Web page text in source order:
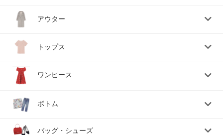
アウター
トップス
ワンピース
ボトム
バッグ・シューズ